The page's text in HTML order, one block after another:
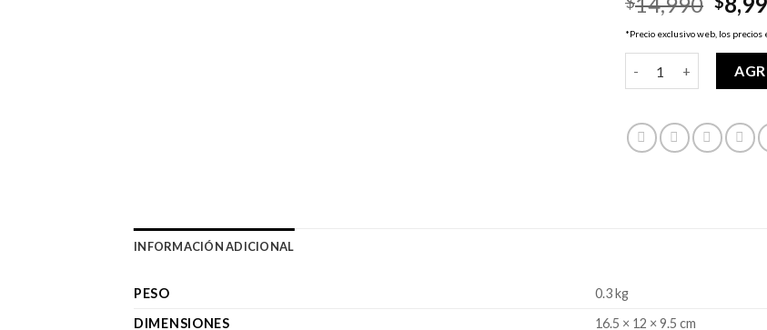
precio
era:
*Precio exclusivo web, los
INFORMACIÓN ADICIONAL
PESO
0.3 kg
DIMENSIONES
16.5 × 12 × 9.5 cm